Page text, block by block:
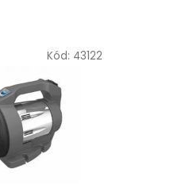
Kód: 43122